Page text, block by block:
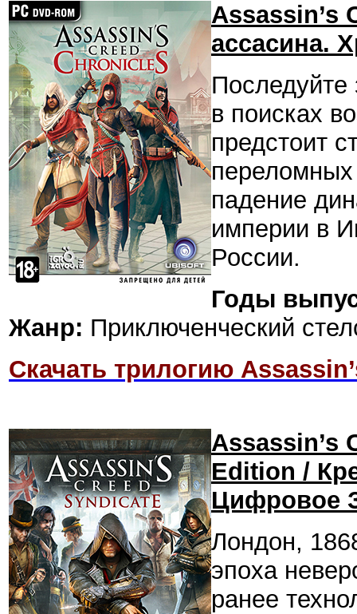
Assassin’s
ассасина.
в поисках
предстоит
падение
империи в
России.
Годы
Жанр: Приключенческий
Скачать трилогию
Assassin’s
Edition /
Цифровое
Лондон,
эпоха
ранее